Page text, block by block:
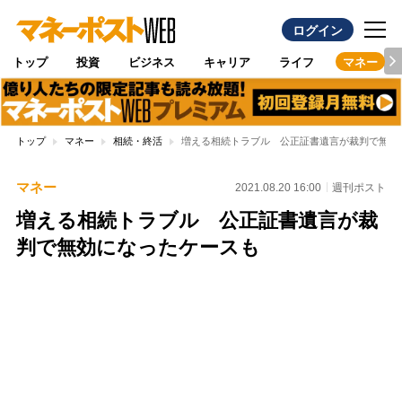
ログイン
トップ 投資 ビジネス キャリア ライフ マネー
トップ マネー 相続・終活 増える相続トラブル 公正証書遺言が裁判で無効
マネー 2021.08.20 16:00 週刊ポスト
増える相続トラブル 公正証書遺言が裁
判で無効になったケースも